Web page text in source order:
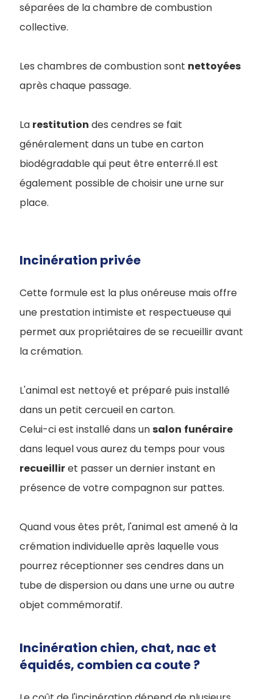
séparées de la chambre de combustion
collective.
Les chambres de combustion sont nettoyées
après chaque passage.
La restitution des cendres se fait
généralement dans un tube en carton
biodégradable qui peut être enterré.Il est
également possible de choisir une urne sur
place.
Incinération privée
Cette formule est la plus onéreuse mais offre
une prestation intimiste et respectueuse qui
permet aux propriétaires de se recueillir avant
la crémation.
L'animal est nettoyé et préparé puis installé
dans un petit cercueil en carton.
Celui-ci est installé dans unsalon funéraire
dans lequel vous aurez du temps pour vous
recueilliret passer un dernier instant en
présence de votre compagnon sur pattes.
Quand vous êtes prêt, l'animal est amené à la
crémation individuelle après laquelle vous
pourrez réceptionner ses cendres dans un
tube de dispersion ou dans une urne ou autre
objet commémoratif.
Incinération chien, chat, nac et
équidés, combien ca coute ?